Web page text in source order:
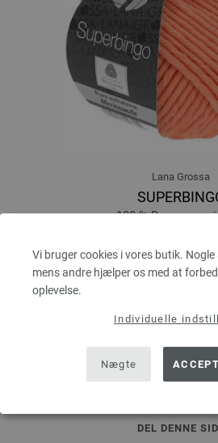
Vi bruger cookies i vores butik. Nogle
mens andre hjælper os med at
oplevelse.
Individuelle
Nægte
Lana Grossa
100 % Ren, ny
Pinde-/
25,21 dkrRRP:43,70
eks. moms, med tillæg af
prev next
DEL DENNE